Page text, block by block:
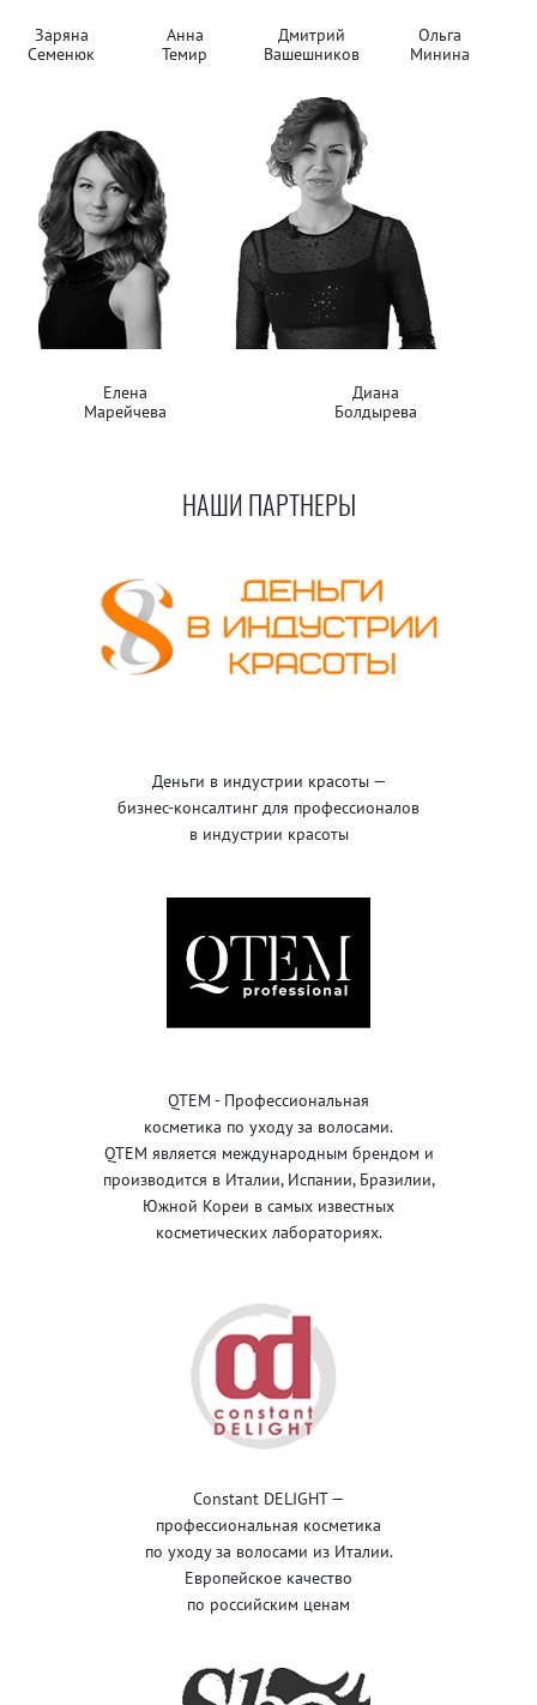
Заряна
Семенюк
Анна
Темир
Дмитрий
Вашешников
Ольга
Минина
Елена
Марейчева
Диана
Болдырева
НАШИ ПАРТНЕРЫ
Деньги в индустрии красоты —
бизнес-консалтинг для профессионалов
в индустрии красоты
QTEM - Профессиональная
косметика по уходу за волосами.
QTEM является международным брендом и
производится в Италии, Испании, Бразилии,
Южной Кореи в самых известных
косметических лабораториях.
Constant DELIGHT —
профессиональная косметика
по уходу за волосами из Италии.
Европейское качество
по российским ценам